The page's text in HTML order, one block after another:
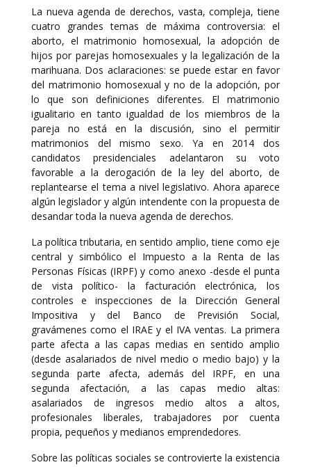
La nueva agenda de derechos, vasta, compleja, tiene
cuatro grandes temas de máxima controversia: el
aborto, el matrimonio homosexual, la adopción de
hijos por parejas homosexuales y la legalización de la
marihuana. Dos aclaraciones: se puede estar en favor
del matrimonio homosexual y no de la adopción, por
lo que son definiciones diferentes. El matrimonio
igualitario en tanto igualdad de los miembros de la
pareja no está en la discusión, sino el permitir
matrimonios del mismo sexo. Ya en 2014 dos
candidatos presidenciales adelantaron su voto
favorable a la derogación de la ley del aborto, de
replantearse el tema a nivel legislativo. Ahora aparece
algún legislador y algún intendente con la propuesta de
desandar toda la nueva agenda de derechos.
La política tributaria, en sentido amplio, tiene como eje
central y simbólico el Impuesto a la Renta de las
Personas Físicas (IRPF) y como anexo -desde el punta
de vista político- la facturación electrónica, los
controles e inspecciones de la Dirección General
Impositiva y del Banco de Previsión Social,
gravámenes como el IRAE y el IVA ventas. La primera
parte afecta a las capas medias en sentido amplio
(desde asalariados de nivel medio o medio bajo) y la
segunda parte afecta, además del IRPF, en una
segunda afectación, a las capas medio altas:
asalariados de ingresos medio altos a altos,
profesionales liberales, trabajadores por cuenta
propia, pequeños y medianos emprendedores.
Sobre las políticas sociales se controvierte la existencia